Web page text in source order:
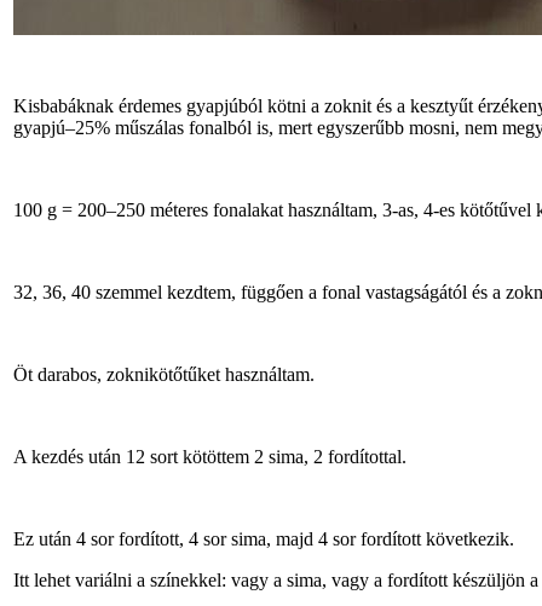
Kisbabáknak érdemes gyapjúból kötni a zoknit és a kesztyűt
gyapjú‒25% műszálas fonalból is, mert egyszerűbb mosni, nem
100 g = 200‒250 méteres fonalakat használtam, 3-as, 4-es kötőtűvel
32, 36, 40 szemmel kezdtem, függően a fonal vastagságától és a
Öt darabos, zoknikötőtűket használtam.
A kezdés után 12 sort kötöttem 2 sima, 2 fordítottal.
Ez után 4 sor fordított, 4 sor sima, majd 4 sor fordított következik.
Itt lehet variálni a színekkel: vagy a sima, vagy a fordított készüljön